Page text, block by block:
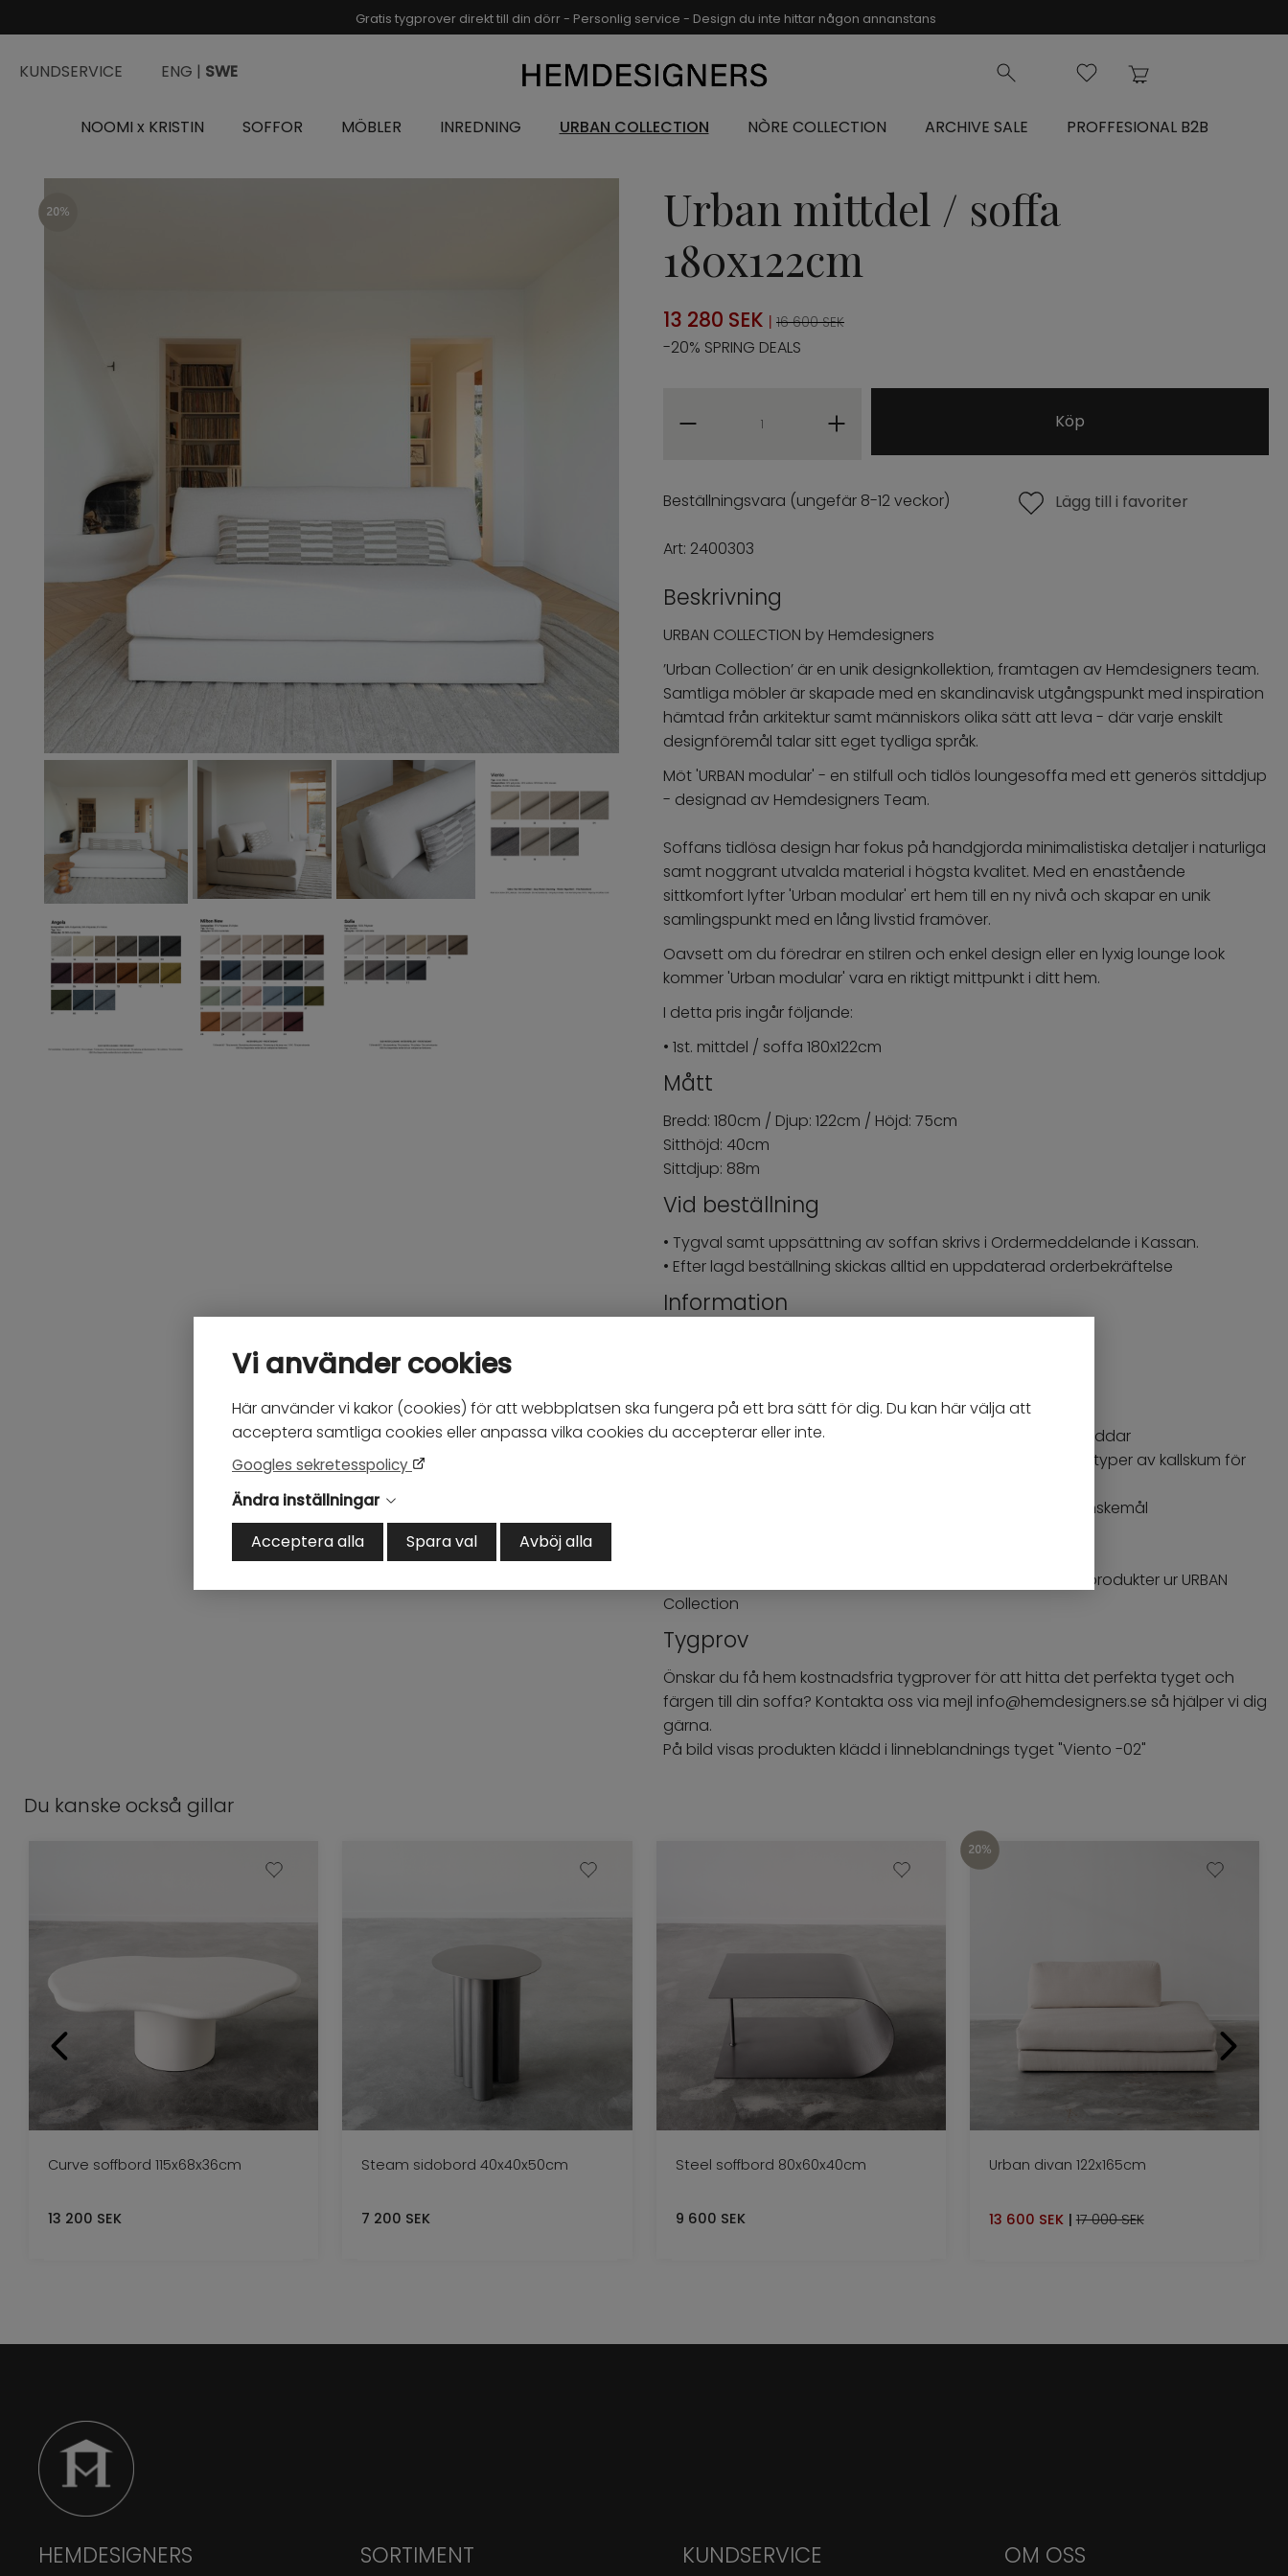
Vi använder cookies
Här använder vi kakor (cookies) för att webbplatsen ska fungera på ett bra sätt för dig. Du kan här välja att
acceptera samtliga cookies eller anpassa vilka cookies du accepterar eller inte.
Googles sekretesspolicy
Ändra inställningar
Acceptera alla
Spara val Avböj alla
Gratis tygprover direkt till din dörr - Personlig service - Design du inte hittar någon annanstans
KUNDSERVICE ENG | SWE
NOOMI x KRISTIN SOFFOR MÖBLER INREDNING URBAN COLLECTION NÒRE COLLECTION ARCHIVE SALE PROFFESIONAL B2B
Urban mittdel / soffa
180x122cm
13 280 SEK | 16 600 SEK
-20% SPRING DEALS
Köp
Beställningsvara (ungefär 8-12 veckor) Lägg till i favoriter
Art: 2400303
Beskrivning
URBAN COLLECTION by Hemdesigners
’Urban Collection’ är en unik designkollektion, framtagen av Hemdesigners team.
Samtliga möbler är skapade med en skandinavisk utgångspunkt med inspiration
hämtad från arkitektur samt människors olika sätt att leva - där varje enskilt
designföremål talar sitt eget tydliga språk.
Möt 'URBAN modular' - en stilfull och tidlös loungesoffa med ett generös sittddjup
- designad av Hemdesigners Team.
Soffans tidlösa design har fokus på handgjorda minimalistiska detaljer i naturliga
samt noggrant utvalda material i högsta kvalitet. Med en enastående
sittkomfort lyfter 'Urban modular' ert hem till en ny nivå och skapar en unik
samlingspunkt med en lång livstid framöver.
Oavsett om du föredrar en stilren och enkel design eller en lyxig lounge look
kommer 'Urban modular' vara en riktigt mittpunkt i ditt hem.
I detta pris ingår följande:
• 1st. mittdel / soffa 180x122cm
Mått
Bredd: 180cm / Djup: 122cm / Höjd: 75cm
Sitthöjd: 40cm
Sittdjup: 88m
Vid beställning
• Tygval samt uppsättning av soffan skrivs i Ordermeddelande i Kassan.
• Efter lagd beställning skickas alltid en uppdaterad orderbekräftelse
Information
• Finns att beställa i olika moduler & storlekar
• Ej avtagbar klädsel på stomme, bara på sitt- och ryggkuddar
• Stoppning av zig-zag formad metallfjäder och två olika typer av kallskum för
• Specialbeställning där varje soffa tillverkas enligt dina önskemål
• Kompletteras gärna med prydnadskuddar samt andra produkter ur URBAN
Collection
Tygprov
Önskar du få hem kostnadsfria tygprover för att hitta det perfekta tyget och
färgen till din soffa? Kontakta oss via mejl info@hemdesigners.se så hjälper vi dig
gärna.
På bild visas produkten klädd i linneblandnings tyget "Viento -02"
Du kanske också gillar
Curve soffbord 115x68x36cm
13 200 SEK
Steam sidobord 40x40x50cm
7 200 SEK
Steel soffbord 80x60x40cm
9 600 SEK
Urban divan 122x165cm
13 600 SEK | 17 000 SEK
HEMDESIGNERS SORTIMENT KUNDSERVICE OM OSS